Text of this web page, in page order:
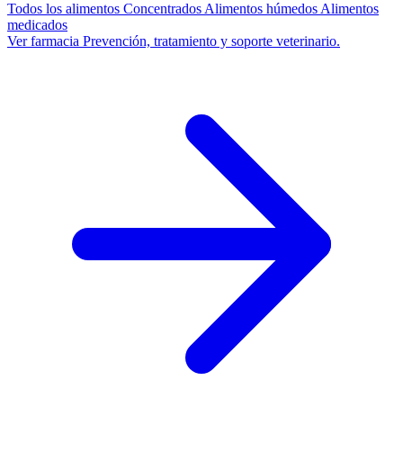
Todos los alimentos Concentrados Alimentos húmedos Alimentos
medicados
Ver farmacia Prevención, tratamiento y soporte veterinario.